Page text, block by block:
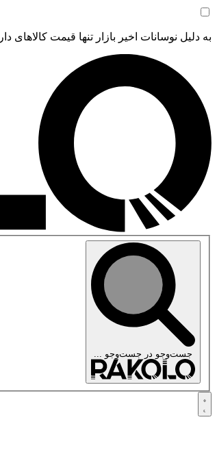
به دلیل نوسانات اخیر بازار تنها قیمت
جست‌وجو در جست‌وجو ...